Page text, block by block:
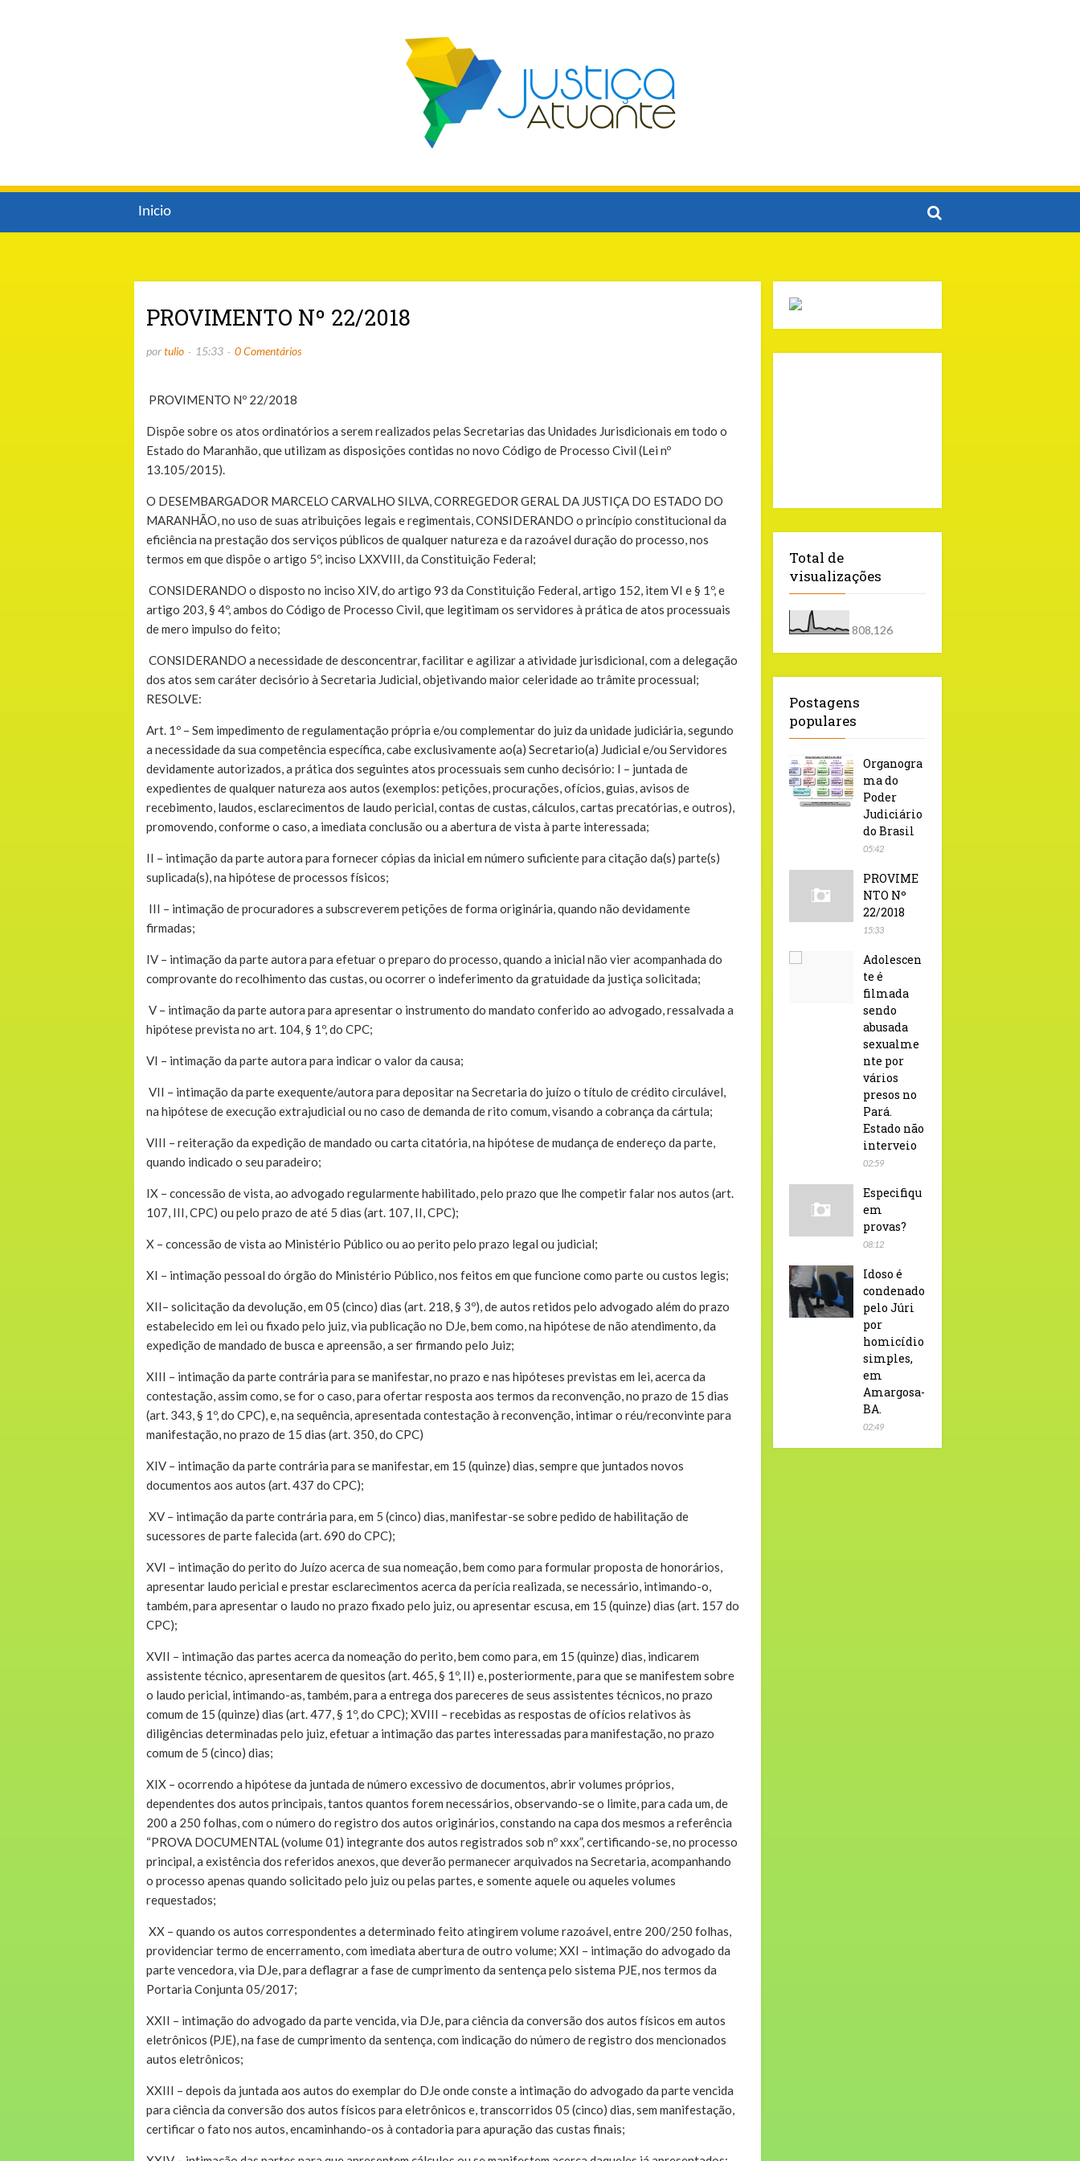
Inicio
PROVIMENTO Nº 22/2018
portulio 15:33 0 Comentários
PROVIMENTO Nº 22/2018
Dispõe sobre os atos ordinatórios a serem realizados pelas Secretarias das Unidades Jurisdicionais em todo o
Estado do Maranhão, que utilizam as disposições contidas no novo Código de Processo Civil (Lei nº
13.105/2015).
O DESEMBARGADOR MARCELO CARVALHO SILVA, CORREGEDOR GERAL DA JUSTIÇA DO ESTADO DO
MARANHÃO, no uso de suas atribuições legais e regimentais, CONSIDERANDO o princípio constitucional da
eficiência na prestação dos serviços públicos de qualquer natureza e da razoável duração do processo, nos
termos em que dispõe o artigo 5º, inciso LXXVIII, da Constituição Federal;
CONSIDERANDO o disposto no inciso XIV, do artigo 93 da Constituição Federal, artigo 152, item VI e § 1º, e
artigo 203, § 4º, ambos do Código de Processo Civil, que legitimam os servidores à prática de atos processuais
de mero impulso do feito;
CONSIDERANDO a necessidade de desconcentrar, facilitar e agilizar a atividade jurisdicional, com a delegação
dos atos sem caráter decisório à Secretaria Judicial, objetivando maior celeridade ao trâmite processual;
RESOLVE:
Art. 1º – Sem impedimento de regulamentação própria e/ou complementar do juiz da unidade judiciária, segundo
a necessidade da sua competência específica, cabe exclusivamente ao(a) Secretario(a) Judicial e/ou Servidores
devidamente autorizados, a prática dos seguintes atos processuais sem cunho decisório: I – juntada de
expedientes de qualquer natureza aos autos (exemplos: petições, procurações, ofícios, guias, avisos de
recebimento, laudos, esclarecimentos de laudo pericial, contas de custas, cálculos, cartas precatórias, e outros),
promovendo, conforme o caso, a imediata conclusão ou a abertura de vista à parte interessada;
II – intimação da parte autora para fornecer cópias da inicial em número suficiente para citação da(s) parte(s)
suplicada(s), na hipótese de processos físicos;
III – intimação de procuradores a subscreverem petições de forma originária, quando não devidamente
firmadas;
IV – intimação da parte autora para efetuar o preparo do processo, quando a inicial não vier acompanhada do
comprovante do recolhimento das custas, ou ocorrer o indeferimento da gratuidade da justiça solicitada;
V – intimação da parte autora para apresentar o instrumento do mandato conferido ao advogado, ressalvada a
hipótese prevista no art. 104, § 1º, do CPC;
VI – intimação da parte autora para indicar o valor da causa;
VII – intimação da parte exequente/autora para depositar na Secretaria do juízo o título de crédito circulável,
na hipótese de execução extrajudicial ou no caso de demanda de rito comum, visando a cobrança da cártula;
VIII – reiteração da expedição de mandado ou carta citatória, na hipótese de mudança de endereço da parte,
quando indicado o seu paradeiro;
IX – concessão de vista, ao advogado regularmente habilitado, pelo prazo que lhe competir falar nos autos (art.
107, III, CPC) ou pelo prazo de até 5 dias (art. 107, II, CPC);
X – concessão de vista ao Ministério Público ou ao perito pelo prazo legal ou judicial;
XI – intimação pessoal do órgão do Ministério Público, nos feitos em que funcione como parte ou custos legis;
XII– solicitação da devolução, em 05 (cinco) dias (art. 218, § 3º), de autos retidos pelo advogado além do prazo
estabelecido em lei ou fixado pelo juiz, via publicação no DJe, bem como, na hipótese de não atendimento, da
expedição de mandado de busca e apreensão, a ser firmando pelo Juiz;
XIII – intimação da parte contrária para se manifestar, no prazo e nas hipóteses previstas em lei, acerca da
contestação, assim como, se for o caso, para ofertar resposta aos termos da reconvenção, no prazo de 15 dias
(art. 343, § 1º, do CPC), e, na sequência, apresentada contestação à reconvenção, intimar o réu/reconvinte para
manifestação, no prazo de 15 dias (art. 350, do CPC)
XIV – intimação da parte contrária para se manifestar, em 15 (quinze) dias, sempre que juntados novos
documentos aos autos (art. 437 do CPC);
XV – intimação da parte contrária para, em 5 (cinco) dias, manifestar-se sobre pedido de habilitação de
sucessores de parte falecida (art. 690 do CPC);
XVI – intimação do perito do Juízo acerca de sua nomeação, bem como para formular proposta de honorários,
apresentar laudo pericial e prestar esclarecimentos acerca da perícia realizada, se necessário, intimando-o,
também, para apresentar o laudo no prazo fixado pelo juiz, ou apresentar escusa, em 15 (quinze) dias (art. 157 do
CPC);
XVII – intimação das partes acerca da nomeação do perito, bem como para, em 15 (quinze) dias, indicarem
assistente técnico, apresentarem de quesitos (art. 465, § 1º, II) e, posteriormente, para que se manifestem sobre
o laudo pericial, intimando-as, também, para a entrega dos pareceres de seus assistentes técnicos, no prazo
comum de 15 (quinze) dias (art. 477, § 1º, do CPC); XVIII – recebidas as respostas de ofícios relativos às
diligências determinadas pelo juiz, efetuar a intimação das partes interessadas para manifestação, no prazo
comum de 5 (cinco) dias;
XIX – ocorrendo a hipótese da juntada de número excessivo de documentos, abrir volumes próprios,
dependentes dos autos principais, tantos quantos forem necessários, observando-se o limite, para cada um, de
200 a 250 folhas, com o número do registro dos autos originários, constando na capa dos mesmos a referência
“PROVA DOCUMENTAL (volume 01) integrante dos autos registrados sob nº xxx”, certificando-se, no processo
principal, a existência dos referidos anexos, que deverão permanecer arquivados na Secretaria, acompanhando
o processo apenas quando solicitado pelo juiz ou pelas partes, e somente aquele ou aqueles volumes
requestados;
XX – quando os autos correspondentes a determinado feito atingirem volume razoável, entre 200/250 folhas,
providenciar termo de encerramento, com imediata abertura de outro volume; XXI – intimação do advogado da
parte vencedora, via DJe, para deflagrar a fase de cumprimento da sentença pelo sistema PJE, nos termos da
Portaria Conjunta 05/2017;
XXII – intimação do advogado da parte vencida, via DJe, para ciência da conversão dos autos físicos em autos
eletrônicos (PJE), na fase de cumprimento da sentença, com indicação do número de registro dos mencionados
autos eletrônicos;
XXIII – depois da juntada aos autos do exemplar do DJe onde conste a intimação do advogado da parte vencida
para ciência da conversão dos autos físicos para eletrônicos e, transcorridos 05 (cinco) dias, sem manifestação,
certificar o fato nos autos, encaminhando-os à contadoria para apuração das custas finais;
Total de
visualizações
808,126
Postagens
populares
Organogra
ma do
Poder
Judiciário
do Brasil
05:42
PROVIME
NTO Nº
22/2018
15:33
Adolescen
te é
filmada
sendo
abusada
sexualme
nte por
vários
presos no
Pará.
Estado não
interveio
02:59
Especifiqu
em
provas?
08:12
Idoso é
condenado
pelo Júri
por
homicídio
simples,
em
Amargosa-
BA.
02:49